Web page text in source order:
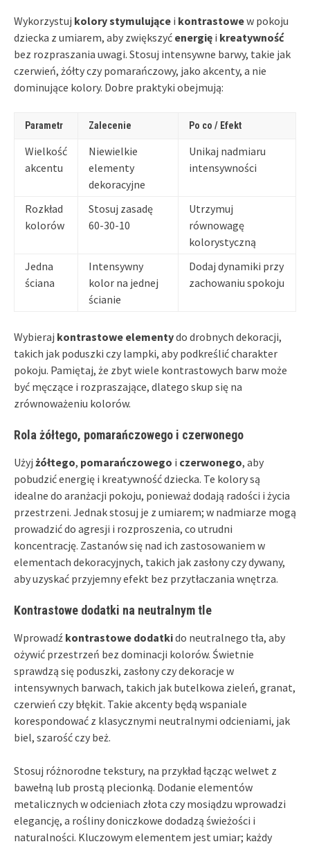
Wykorzystuj kolory stymulujące i kontrastowew pokoju
dziecka z umiarem, aby zwiększyć energię i kreatywność
bez rozpraszania uwagi. Stosuj intensywne barwy, takie jak
czerwień, żółty czy pomarańczowy, jako akcenty, a nie
dominujące kolory. Dobre praktyki obejmują:
Parametr Zalecenie Po co / Efekt
Wielkość
akcentu
Niewielkie
elementy
dekoracyjne
Unikaj nadmiaru
intensywności
Rozkład
kolorów
Stosuj zasadę
60-30-10
Utrzymuj
równowagę
kolorystyczną
Jedna
ściana
Intensywny
kolor na jednej
ścianie
Dodaj dynamiki przy
zachowaniu spokoju
Wybieraj kontrastowe elementydo drobnych dekoracji,
takich jak poduszki czy lampki, aby podkreślić charakter
pokoju. Pamiętaj, że zbyt wiele kontrastowych barw może
być męczące i rozpraszające, dlatego skup się na
zrównoważeniu kolorów.
Rola żółtego, pomarańczowego i czerwonego
Użyj żółtego, pomarańczowego i czerwonego, aby
pobudzić energię i kreatywność dziecka. Te kolory są
idealne do aranżacji pokoju, ponieważ dodają radości i życia
przestrzeni. Jednak stosuj je z umiarem; w nadmiarze mogą
prowadzić do agresji i rozproszenia, co utrudni
koncentrację. Zastanów się nad ich zastosowaniem w
elementach dekoracyjnych, takich jak zasłony czy dywany,
aby uzyskać przyjemny efekt bez przytłaczania wnętrza.
Kontrastowe dodatki na neutralnym tle
Wprowadź kontrastowe dodatkido neutralnego tła, aby
ożywić przestrzeń bez dominacji kolorów. Świetnie
sprawdzą się poduszki, zasłony czy dekoracje w
intensywnych barwach, takich jak butelkowa zieleń, granat,
czerwień czy błękit. Takie akcenty będą wspaniale
korespondować z klasycznymi neutralnymi odcieniami, jak
biel, szarość czy beż.
Stosuj różnorodne tekstury, na przykład łącząc welwet z
bawełną lub prostą plecionką. Dodanie elementów
metalicznych w odcieniach złota czy mosiądzu wprowadzi
elegancję, a rośliny doniczkowe dodadzą świeżości i
naturalności. Kluczowym elementem jest umiar; każdy